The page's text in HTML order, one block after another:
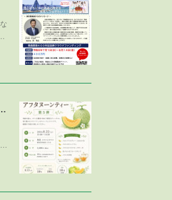
５弾 ～メロンで残暑を乗り切ろう～」参加者募集！